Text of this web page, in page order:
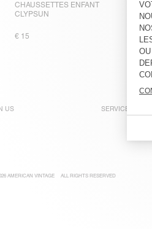
CHAUSSETTES ENFANT
CLYPSUN
€ 15
US SERVICE CLIENT
AMERICAN VINTAGE ALL RIGHTS RESERVED